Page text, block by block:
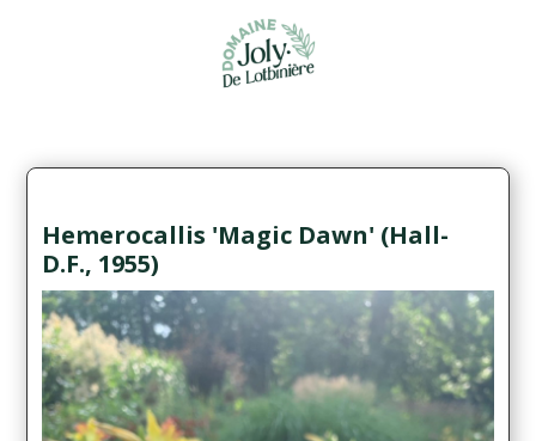
Hemerocallis 'Magic Dawn' (Hall-
D.F., 1955)